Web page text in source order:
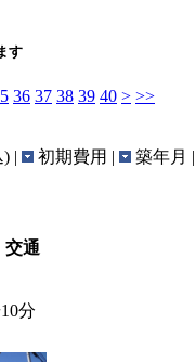
す
36 37 38 39 40 > >>
| 初期費用 | 築年月 |
交通
分